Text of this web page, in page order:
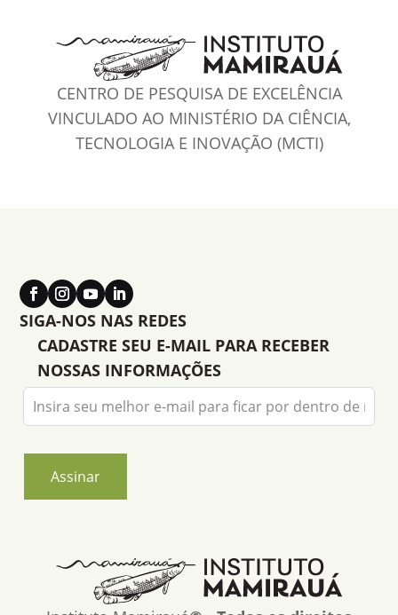
CENTRO DE PESQUISA DE EXCELÊNCIA
VINCULADO AO MINISTÉRIO DA CIÊNCIA,
TECNOLOGIA E INOVAÇÃO (MCTI)
SIGA-NOS NAS REDES
CADASTRE SEU E-MAIL PARA RECEBER
NOSSAS INFORMAÇÕES
Leave
this
blank
Assinar